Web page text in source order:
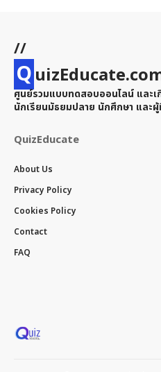
//
Q
ศูนย์รวมแบบทดสอบออนไลน์ และ
นักเรียนมัธยมปลาย นักศึกษา และ
QuizEducate
About Us
Privacy Policy
Cookies Policy
Contact
FAQ